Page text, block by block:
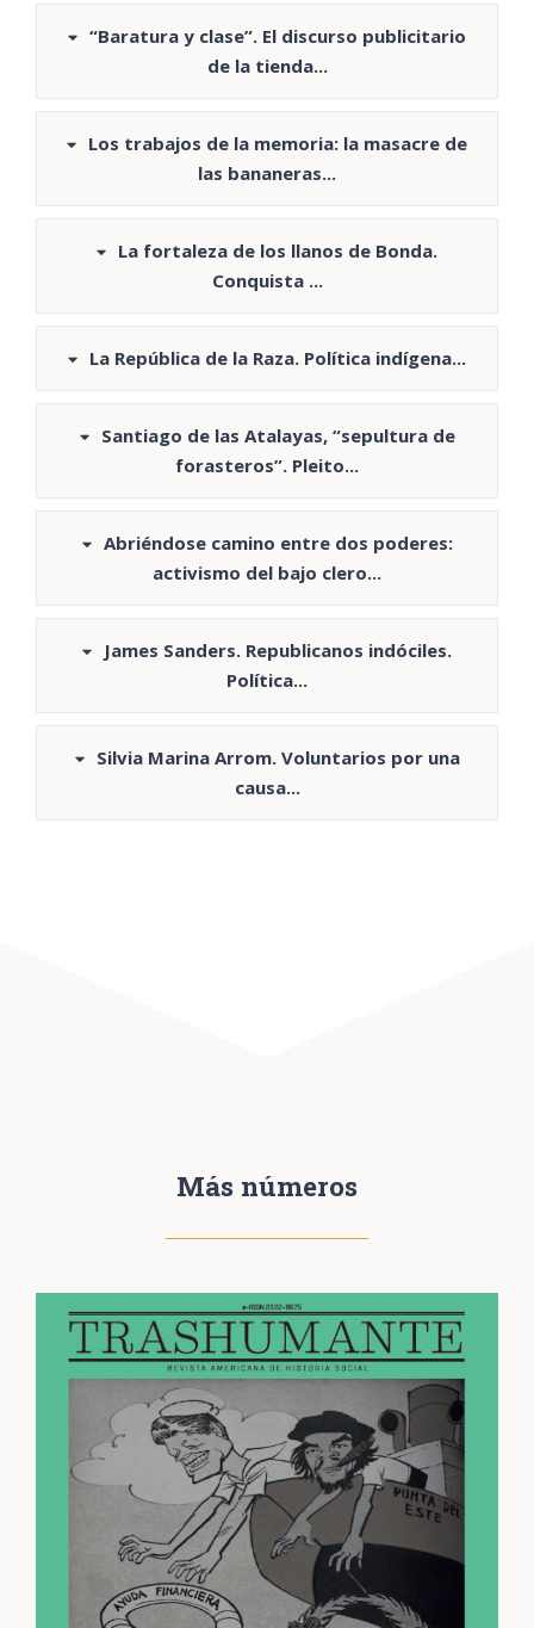
“Baratura y clase”. El discurso publicitario
de la tienda...
Los trabajos de la memoria: la masacre de
las bananeras...
La fortaleza de los llanos de Bonda.
Conquista ...
La República de la Raza. Política indígena...
Santiago de las Atalayas, “sepultura de
forasteros”. Pleito...
Abriéndose camino entre dos poderes:
activismo del bajo clero...
James Sanders. Republicanos indóciles.
Política...
Silvia Marina Arrom. Voluntarios por una
causa...
Más números